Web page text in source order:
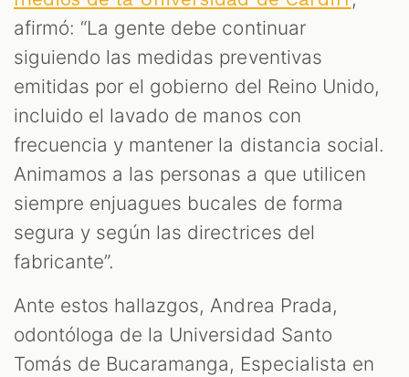
afirmó: “La gente debe continuar
siguiendo las medidas preventivas
emitidas por el gobierno del Reino Unido,
incluido el lavado de manos con
frecuencia y mantener la distancia social.
Animamos a las personas a que utilicen
siempre enjuagues bucales de forma
segura y según las directrices del
fabricante”.
Ante estos hallazgos, Andrea Prada,
odontóloga de la Universidad Santo
Tomás de Bucaramanga, Especialista en